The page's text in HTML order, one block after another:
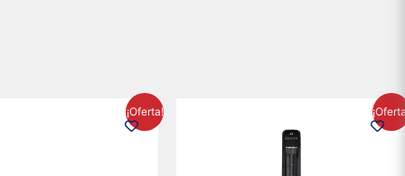
¡Oferta!
precio
actual
original
era:
$1,199.00.
precio
actual